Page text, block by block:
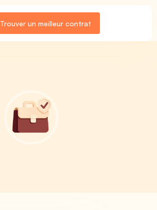
Trouver un meilleur contrat